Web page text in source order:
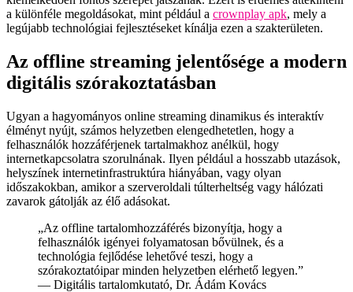
a különféle megoldásokat, mint például a crownplay apk, mely a
legújabb technológiai fejlesztéseket kínálja ezen a szakterületen.
Az offline streaming jelentősége a modern
digitális szórakoztatásban
Ugyan a hagyományos online streaming dinamikus és interaktív
élményt nyújt, számos helyzetben elengedhetetlen, hogy a
felhasználók hozzáférjenek tartalmakhoz anélkül, hogy
internetkapcsolatra szorulnának. Ilyen például a hosszabb utazások,
helyszínek internetinfrastruktúra hiányában, vagy olyan
időszakokban, amikor a szerveroldali túlterheltség vagy hálózati
zavarok gátolják az élő adásokat.
„Az offline tartalomhozzáférés bizonyítja, hogy a
felhasználók igényei folyamatosan bővülnek, és a
technológia fejlődése lehetővé teszi, hogy a
szórakoztatóipar minden helyzetben elérhető legyen.”
— Digitális tartalomkutató, Dr. Ádám Kovács